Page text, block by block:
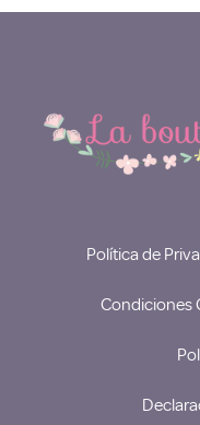
Política de
Condiciones